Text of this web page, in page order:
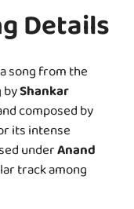
Details
song from the
Shankar
composed by
its intense
underAnand
track among